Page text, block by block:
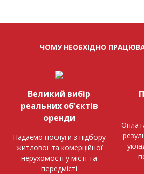
ЧОМУ НЕОБХІДНО
Великий вибір
реальних об'єктів
оренди
Надаємо послуги з підбору
житлової та комерційної
нерухомості у місті та
передмісті